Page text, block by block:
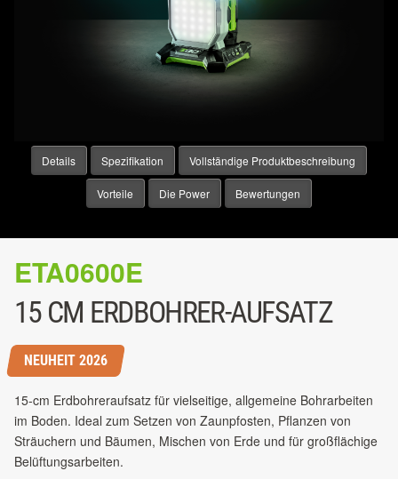
Details Spezifikation Vollständige Produktbeschreibung
Vorteile Die Power Bewertungen
ETA0600E
15 CM ERDBOHRER-AUFSATZ
NEUHEIT 2026
15-cm Erdbohreraufsatz für vielseitige, allgemeine Bohrarbeiten
im Boden. Ideal zum Setzen von Zaunpfosten, Pflanzen von
Sträuchern und Bäumen, Mischen von Erde und für großflächige
Belüftungsarbeiten.